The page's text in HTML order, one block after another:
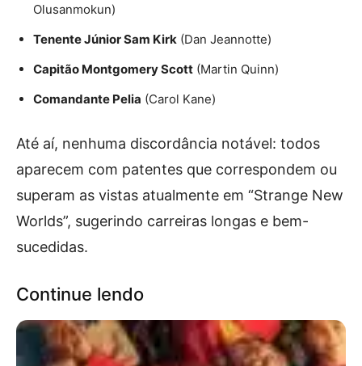
Olusanmokun)
Tenente Júnior Sam Kirk (Dan Jeannotte)
Capitão Montgomery Scott (Martin Quinn)
Comandante Pelia (Carol Kane)
Até aí, nenhuma discordância notável: todos
aparecem com patentes que correspondem ou
superam as vistas atualmente em “Strange New
Worlds”, sugerindo carreiras longas e bem-
sucedidas.
Continue lendo